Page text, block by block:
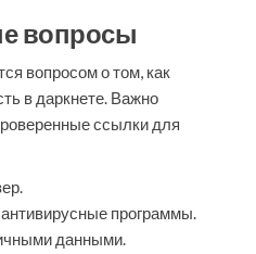
вопросы
вопросом о том, как
в даркнете. Важно
ссылки для
программы.
данными.